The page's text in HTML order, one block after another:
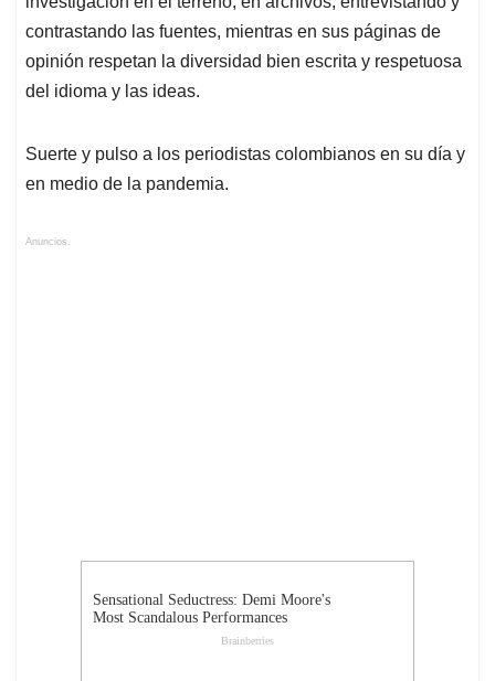
contrastando las fuentes, mientras en sus páginas de
opinión respetan la diversidad bien escrita y respetuosa
del idioma y las ideas.
Suerte y pulso a los periodistas colombianos en su día y
en medio de la pandemia.
Anuncios.